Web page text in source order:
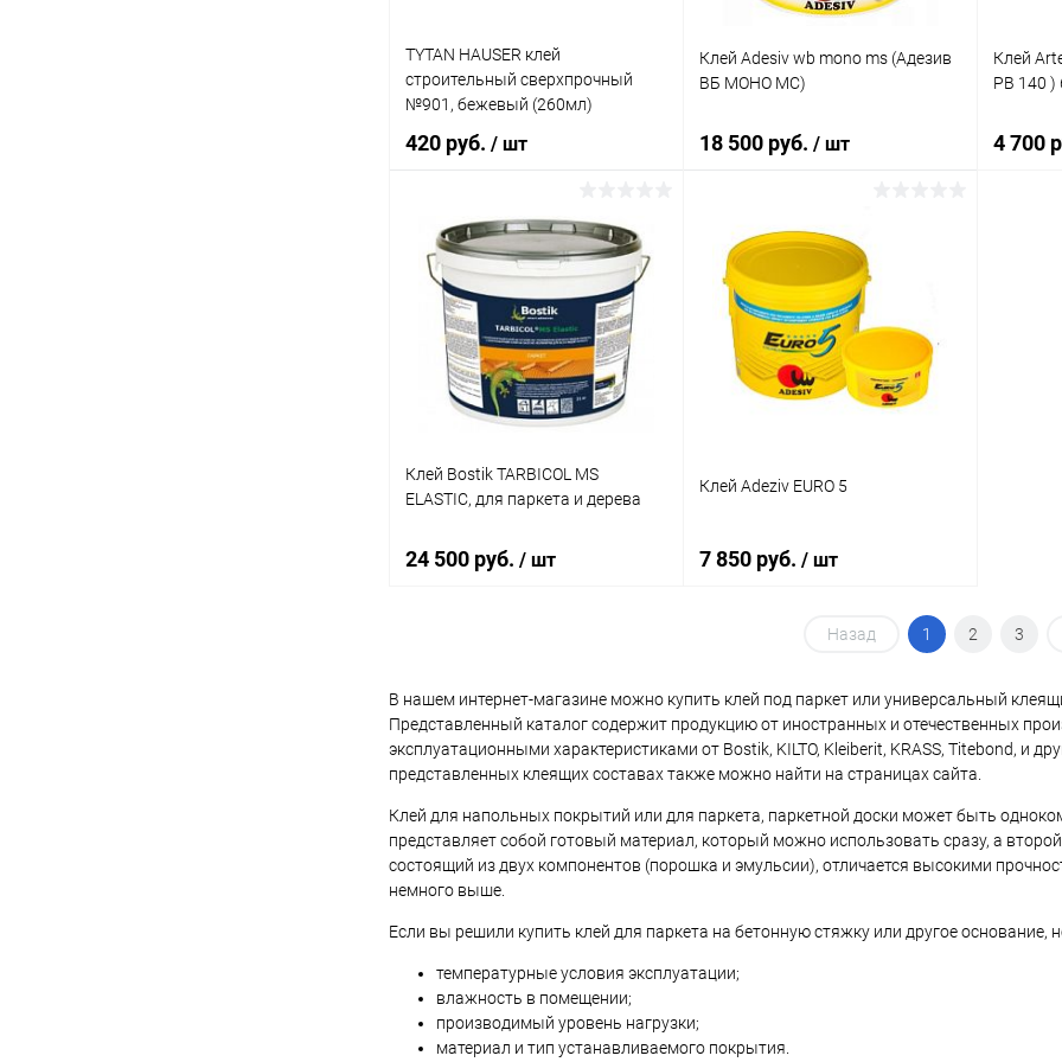
TYTAN HAUSER клей
строительный сверхпрочный
№901, бежевый (260мл)
420 руб. / шт
В корзину
Купить в 1 клик Сравнение
В избранное В наличии
Клей Adesiv wb mono ms (Адезив
ВБ МОНО МС)
18 500 руб. / шт
В корзину
Купить в 1 клик
В избранное В наличии
Элемент каталога:
Клей
PB 140 )
4 700
Клей Bostik TARBICOL MS
ELASTIC, для паркета и дерева
24 500 руб. / шт
Купить в 1 клик Сравнение
В избранное В наличии
Элемент каталога:
Клей Bostik TARBICOL MS
Клей Adeziv EURO 5
7 850 руб. / шт
Купить в 1 клик Сравнение
В избранное В наличии
Клей Adeziv EURO 5
Назад 1 2 3
В нашем интернет-магазине можно купить клей под паркет или универсальный
Представленный каталог содержит продукцию от иностранных и отечественных
эксплуатационными характеристиками от Bostik, KILTO, Kleiberit, KRASS, Titebond, и
представленных клеящих составах также можно найти на страницах сайта.
Клей для напольных покрытий или для паркета, паркетной доски может быть
представляет собой готовый материал, который можно использовать сразу, а
состоящий из двух компонентов (порошка и эмульсии), отличается высокими
немного выше.
Если вы решили купить клей для паркета на бетонную стяжку или другое
температурные условия эксплуатации;
влажность в помещении;
производимый уровень нагрузки;
материал и тип устанавливаемого покрытия.